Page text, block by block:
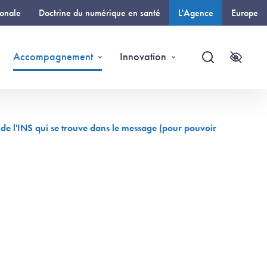
Doctrine du numérique en santé L'Agence Europe
Accompagnement Innovation
Recherche
l'INS qui se trouve dans le message (pour pouvoir